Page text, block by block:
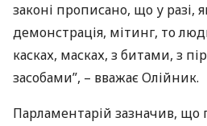
законі прописано, що у разі,
демонстрація, мітинг, то
касках, масках, з битами, з
засобами”, – вважає Олійник.
Парламентарій зазначив, що